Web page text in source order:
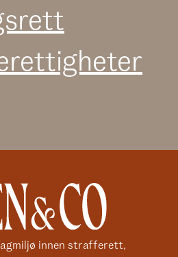
innen strafferett,